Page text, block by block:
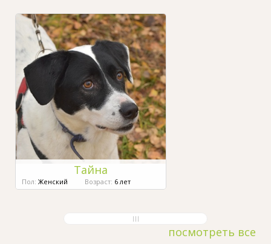
Тайна
Пол: Женский Возраст: 6 лет
посмотреть все